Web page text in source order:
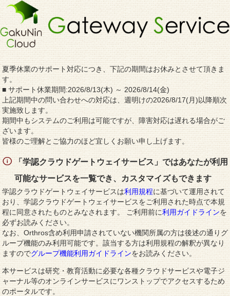
夏季休業のサポート対応につき、下記の期間はお休みとさせて頂きま
す。
■ サポート休業期間:2026/8/13(木) ～ 2026/8/14(金)
上記期間中の問い合わせへの対応は、週明けの2026/8/17(月)以降順次
実施致します。
期間中もシステムのご利用は可能ですが、障害対応は遅れる場合がご
ざいます。
皆様のご理解とご協力のほど宜しくお願い申し上げます。
「学認クラウドゲートウェイサービス」ではあなたが利用
可能なサービスを一覧でき、カスタマイズもできます
学認クラウドゲートウェイサービスは利用規程に基づいて運用されて
おり、学認クラウドゲートウェイサービスをご利用された時点で本規
程に同意されたものとみなされます。 ご利用前に利用ガイドラインを
必ずお読みください。
なお、Orthros含め利用申請されていない機関所属の方は後述の通りグ
ループ機能のみ利用可能です。該当する方は利用規程の解釈が異なり
ますのでグループ機能利用ガイドラインをお読みください。
本サービスは研究・教育活動に必要な各種クラウドサービスや電子ジ
ャーナル等のオンラインサービスにワンストップでアクセスするため
のポータルです。